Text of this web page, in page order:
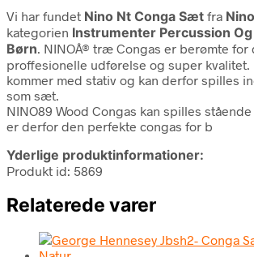
Vi har fundet Nino Nt Conga Sæt fra Nino
kategorien Instrumenter Percussion
Børn. NINOÂ® træ Congas er berømte for
proffesionelle udførelse og super kvalitet.
kommer med stativ og kan derfor spilles
som sæt.
NINO89 Wood Congas kan spilles
er derfor den perfekte congas for b
Yderlige produktinformationer:
Produkt id: 5869
Relaterede varer